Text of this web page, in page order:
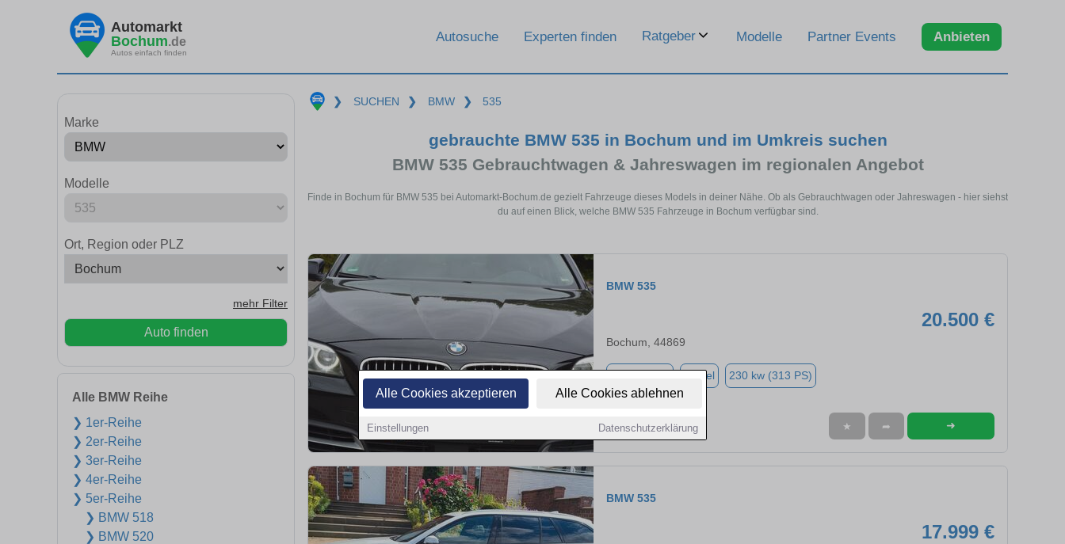
Alle Cookies akzeptieren Alle Cookies ablehnen
Einstellungen Datenschutzerklärung
Automarkt
Bochum.de
Autos einfach finden
Autosuche Experten finden Ratgeber Modelle Partner Events Anbieten
Marke
Modelle
Ort, Region oder PLZ
mehr Filter
Auto finden
Alle BMW Reihe
❯ 1er-Reihe
❯ 2er-Reihe
❯ 3er-Reihe
❯ 4er-Reihe
❯ 5er-Reihe
❯ BMW 518
❯ BMW 520
❯ SUCHEN ❯ BMW ❯ 535
gebrauchte BMW 535 in Bochum und im Umkreis suchen
BMW 535 Gebrauchtwagen & Jahreswagen im regionalen Angebot
Finde in Bochum für BMW 535 bei Automarkt-Bochum.de gezielt Fahrzeuge dieses Models in deiner Nähe. Ob als Gebrauchtwagen oder Jahreswagen - hier siehst
du auf einen Blick, welche BMW 535 Fahrzeuge in Bochum verfügbar sind.
BMW 535
20.500 €
Bochum, 44869
Diesel 230 kw (313 PS)
★ ➦ ➜
BMW 535
17.999 €